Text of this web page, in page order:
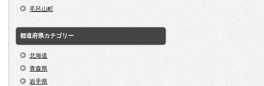
毛呂山町
都道府県カテゴリー
北海道
青森県
岩手県